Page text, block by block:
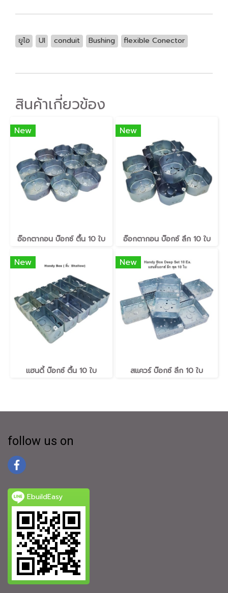
ยูไอ UI conduit Bushing flexible Conector
สินค้าเกี่ยวข้อง
New
อ๊อกตากอน บ๊อกซ์ ตื้น ​10 ใบ
New
อ๊อกตากอน บ๊อกซ์ ลึก ​10 ใบ
New
แฮนดี้ บ๊อกซ์ ตื้น ​10 ใบ
New
สแควร์ บ๊อกซ์ ลึก ​10 ใบ
follow us on
EbuildEasy